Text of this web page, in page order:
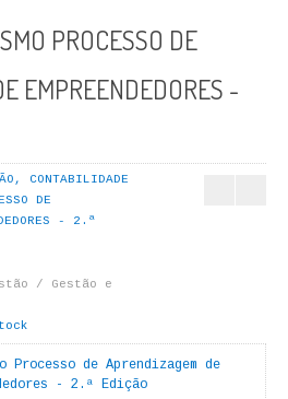
PROCESSO DE
EMPREENDEDORES -
CONTABILIDADE
DE
- 2.ª
/ Gestão e